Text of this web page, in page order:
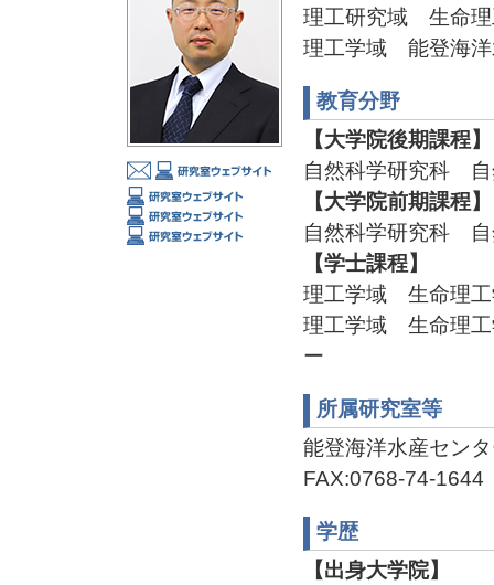
理工研究域 生命理
理工学域 能登海洋
教育分野
【大学院後期課程】
自然科学研究科 自
【大学院前期課程】
自然科学研究科 自
【学士課程】
理工学域 生命理
理工学域 生命理
ー
所属研究室等
能登海洋水産セ
FAX:0768-74-1644
学歴
【出身大学院】